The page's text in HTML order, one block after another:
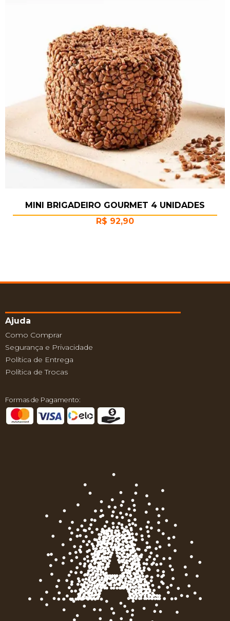
MINI BRIGADEIRO GOURMET 4 UNIDADES
R$ 92,90
Ajuda
Como Comprar
Segurança e Privacidade
Política de Entrega
Política de Trocas
Formas de Pagamento: